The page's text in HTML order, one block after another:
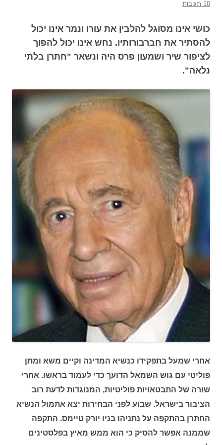
10 תגובות
כושי אינו מסוגל להלבין את עורו ונמר אינו יכול
להסתיר את חברבורותיו. נחש אינו יכול להפוך
לציפור שיר ושמעון פרס היה ונשאר "חתרן בלתי
נלאה".
אחרי שמעל בתפקידו כנשיא המדינה וקיים משא ומתן
פוליטי עם גוש השמאל הדועך כדי לעמוד בראשו. אחרי
שורה של התבטאויות פוליטיות, המנוגדות לדעת רוב
הציבור בישראל. שבוע לפני הבחירות יצא אתמול הנשיא
החתרן בהתקפה על נתניהו בניו יורק טיימס. התקפה
שממנה אפשר להסיק כי הוא ממש מאיץ בפלסטינים